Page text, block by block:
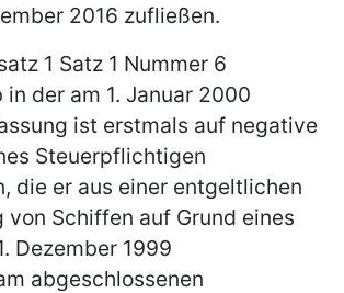
2016 zufließen.
1 Satz 1 Nummer 6
in der am 1. Januar 2000
ist erstmals auf negative
Steuerpflichtigen
die er aus einer entgeltlichen
von Schiffen auf Grund eines
Dezember 1999
abgeschlossenen